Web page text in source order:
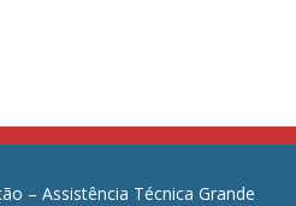
– Assistência Técnica Grande